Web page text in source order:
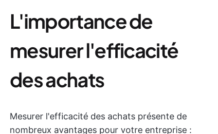
L'importance de
mesurer l'efficacité
des achats
Mesurer l'efficacité des achats présente de
nombreux avantages pour votre entreprise :